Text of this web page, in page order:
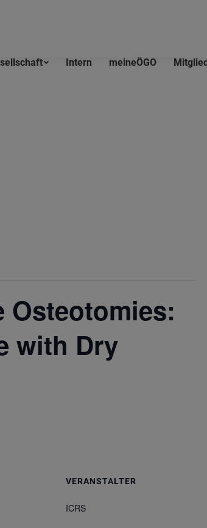
Intern meineÖGO
Osteotomies:
with Dry
VERANSTALTER
ICRS